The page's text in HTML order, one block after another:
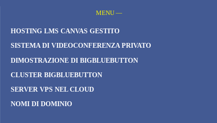
MENU —
HOSTING LMS CANVAS GESTITO
SISTEMA DI VIDEOCONFERENZA PRIVATO
DIMOSTRAZIONE DI BIGBLUEBUTTON
CLUSTER BIGBLUEBUTTON
SERVER VPS NEL CLOUD
NOMI DI DOMINIO